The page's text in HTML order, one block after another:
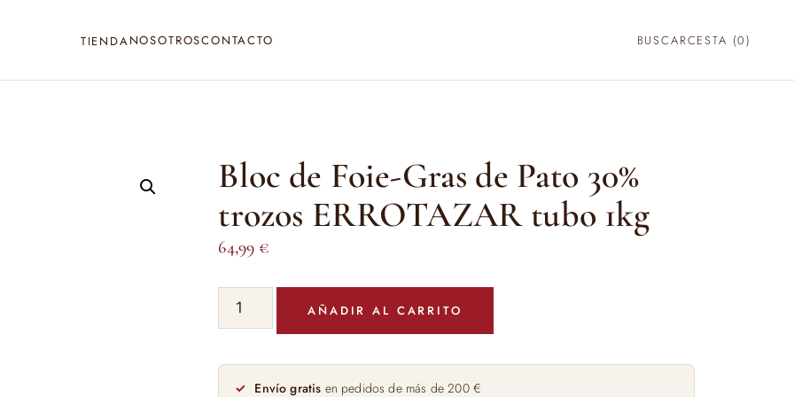
TIENDANOSOTROSCONTACTO BUSCARCESTA (0)
Bloc de Foie-Gras de Pato 30%
trozos ERROTAZAR tubo 1kg
64,99 €
Bloc
Gras
AÑADIR AL CARRITO
Envío gratis en pedidos de más de 200 €